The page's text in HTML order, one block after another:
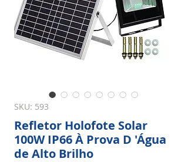
SKU: 593
Refletor Holofote Solar
100W IP66 À Prova D 'Água
de Alto Brilho